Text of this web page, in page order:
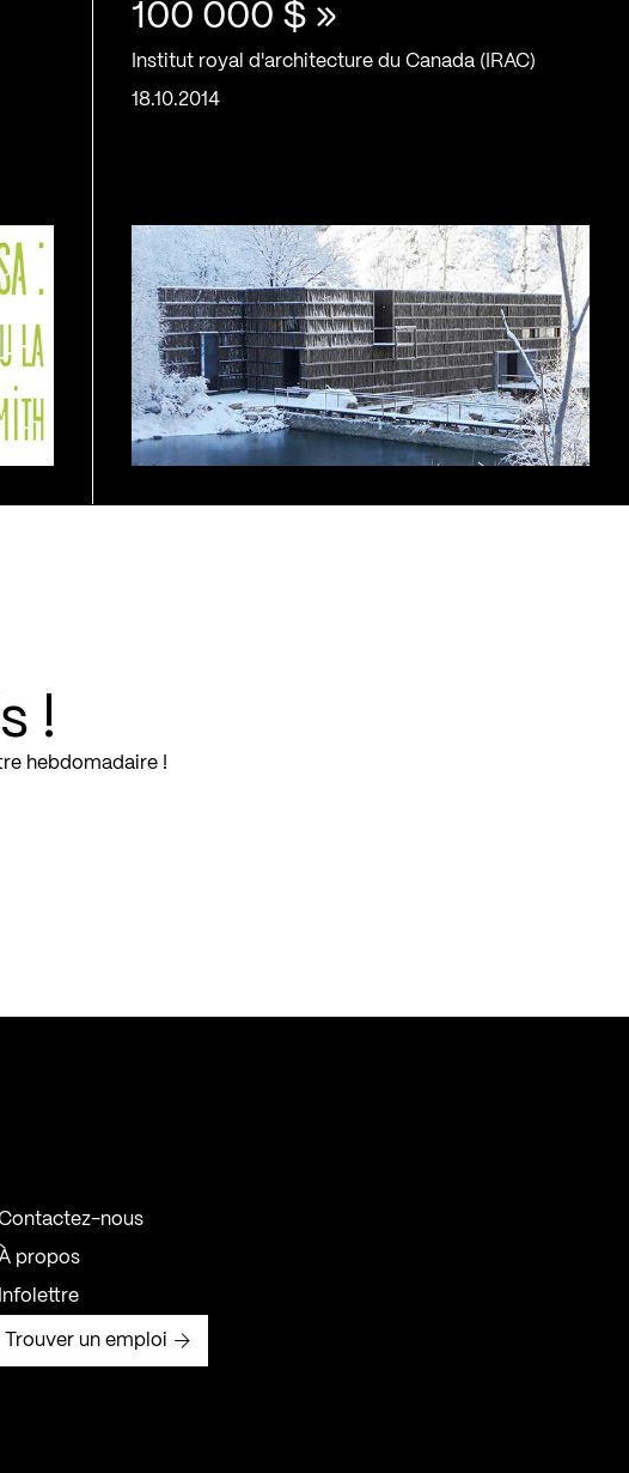
100 000 $ »
Institut royal d'architecture du Canada (IRAC)
18.10.2014
!
hebdomadaire !
nous
À propos
Infolettre
Trouver un emploi